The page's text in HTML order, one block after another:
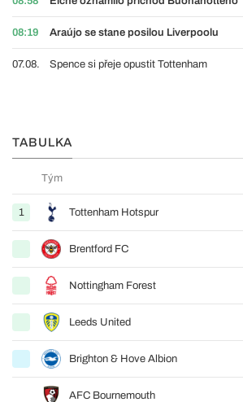
08:19 Araújo se stane posilou Liverpoolu
07.08. Spence si přeje opustit Tottenham
TABULKA
Tým
1 Tottenham Hotspur
Brentford FC
Nottingham Forest
Leeds United
Brighton & Hove Albion
AFC Bournemouth